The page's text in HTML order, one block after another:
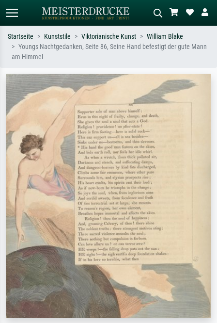
oder Stilen – z.B. Monet,
Sternennacht, Impressionismus, Welle
Wiese, Abstrakt mit viel Rot, Dunkles
Ölgemälde, Stehender Akt neben einem
Baum.
Startseite Kunststile Viktorianische Kunst
William Blake
Youngs Nachtgedanken, Seite 86, Seine Hand befestigt der gute Mann
am Himmel